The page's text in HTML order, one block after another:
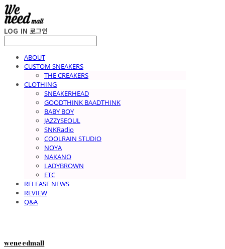
LOG IN 로그인
ABOUT
CUSTOM SNEAKERS
THE CREAKERS
CLOTHING
SNEAKERHEAD
GOODTHINK BAADTHINK
BABY BOY
JAZZYSEOUL
SNKRadio
COOLRAIN STUDIO
NOYA
NAKANO
LADYBROWN
ETC
RELEASE NEWS
REVIEW
Q&A
weneedmall